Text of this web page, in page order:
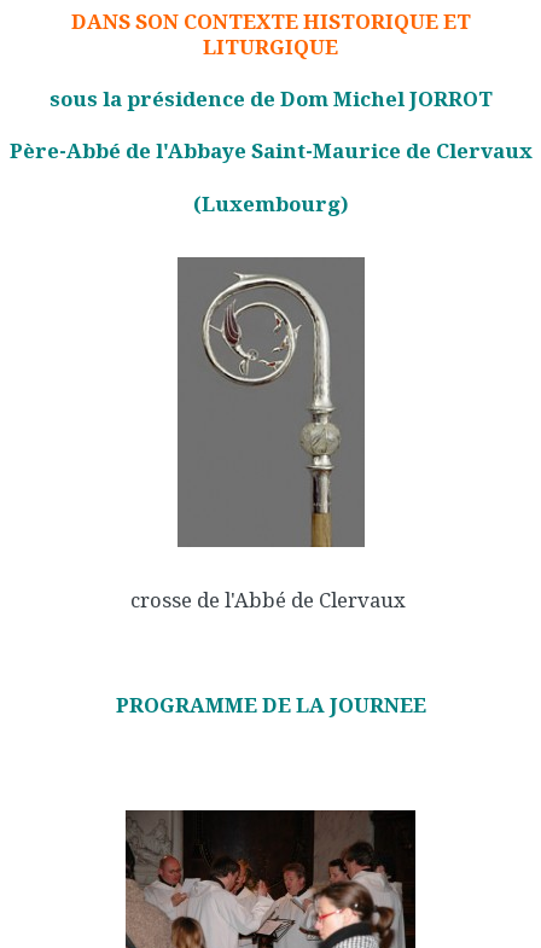
DANS SON CONTEXTE HISTORIQUE ET
LITURGIQUE
sous la présidence de Dom Michel JORROT
Père-Abbé de l'Abbaye Saint-Maurice de Clervaux
(Luxembourg)
crosse de l'Abbé de Clervaux
PROGRAMME DE LA JOURNEE